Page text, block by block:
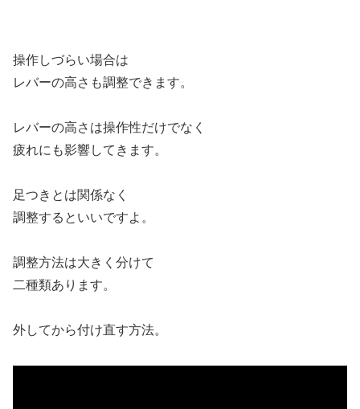
操作しづらい場合は
レバーの高さも調整できます。
レバーの高さは操作性だけでなく
疲れにも影響してきます。
足つきとは関係なく
調整するといいですよ。
調整方法は大きく分けて
二種類あります。
外してから付け直す方法。